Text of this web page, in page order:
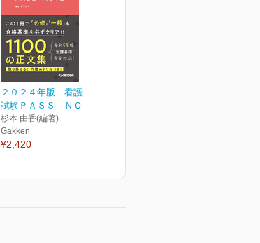
２０２４年版 看護師国家
試験ＰＡＳＳ ＮＯＴＥ
杉本 由香(編著)
Gakken
¥2,420